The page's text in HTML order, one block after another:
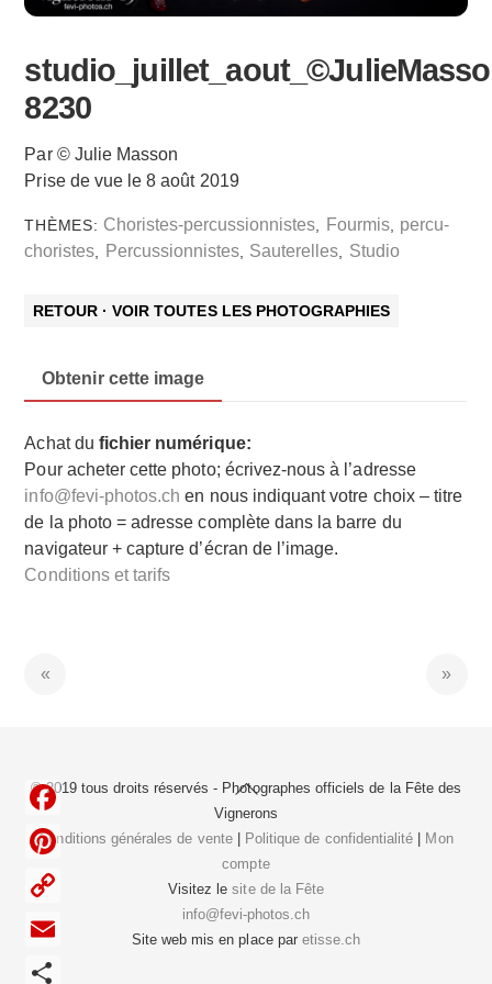
8230
Par © Julie Masson
Prise de vue le 8 août 2019
THÈMES: Choristes-percussionnistes Fourmis, percu-
choristes
Percussionnistes, Sauterelles Studio
RETOUR · VOIR TOUTES LES PHOTOGRAPHIES
Obtenir cette image
Achat du fichier numérique:
Pour acheter cette photo; écrivez-nous à l’adresse
info@fevi-photos.ch en nous indiquant votre choix – titre
de la photo = adresse complète dans la barre du
navigateur + capture d’écran de l’image.
Conditions et tarifs
Back
To
Top
© 2019 tous droits réservés - Photographes officiels de la Fête des
Vignerons
Conditions générales de vente| Politique de confidentialité
Mon
compte
Visitez lesite de la Fête
info@fevi-photos.ch
Site web mis en place par etisse.ch
F
c
e
b
C